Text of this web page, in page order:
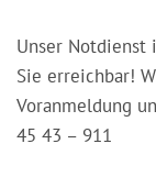
Unser Notdienst
Sie erreichbar!
Voranmeldung
45 43 – 911